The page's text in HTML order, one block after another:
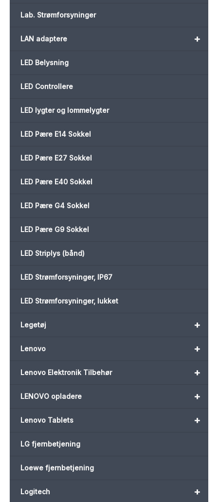
Lab. Strømforsyninger
+
LAN adaptere
LED Belysning
LED Controllere
LED lygter og lommelygter
LED Pære E14 Sokkel
LED Pære E27 Sokkel
LED Pære E40 Sokkel
LED Pære G4 Sokkel
LED Pære G9 Sokkel
LED Striplys (bånd)
LED Strømforsyninger, IP67
LED Strømforsyninger, lukket
+
Legetøj
+
Lenovo
+
Lenovo Elektronik Tilbehør
+
LENOVO opladere
+
Lenovo Tablets
LG fjernbetjening
Loewe fjernbetjening
+
Logitech